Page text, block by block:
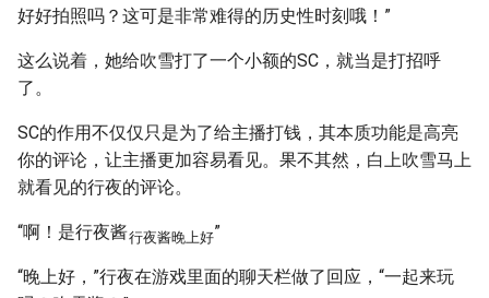
好好拍照吗？这可是非常难得的历史性时刻哦！”
这么说着，她给吹雪打了一个小额的SC，就当是打招呼
了。
SC的作用不仅仅只是为了给主播打钱，其本质功能是高亮
你的评论，让主播更加容易看见。果不其然，白上吹雪马上
就看见的行夜的评论。
“啊！是行夜酱行夜酱晚上好”
“晚上好，”行夜在游戏里面的聊天栏做了回应，“一起来玩